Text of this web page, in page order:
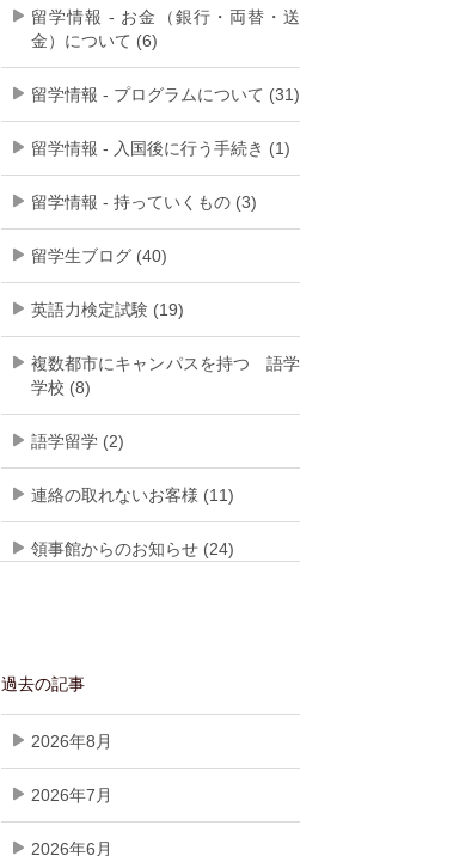
留学情報 - お金（銀行・両替・送
金）について (6)
留学情報 - プログラムについて (31)
留学情報 - 入国後に行う手続き (1)
留学情報 - 持っていくもの (3)
留学生ブログ (40)
英語力検定試験 (19)
複数都市にキャンパスを持つ 語学
学校 (8)
語学留学 (2)
連絡の取れないお客様 (11)
領事館からのお知らせ (24)
過去の記事
2026年8月
2026年7月
2026年6月